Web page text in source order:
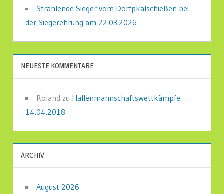
Strahlende Sieger vom Dorfpkalschießen bei
der Siegerehrung am 22.03.2026
NEUESTE KOMMENTARE
Roland zu Hallenmannschaftswettkämpfe
14.04.2018
ARCHIV
August 2026